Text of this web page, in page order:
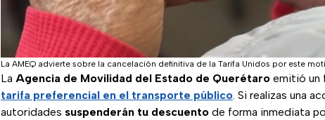
La AMEQ advierte sobre la cancelación definitiva de la Tarifa Unidos por este
La Agencia de Movilidad del Estado de Querétaro emitió un
tarifa preferencial en el transporte público. Si realizas una
autoridades suspenderán tu descuento de forma inmediata